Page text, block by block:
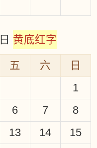
黄底红字
五 六
日
1
6 7
8
13 14
15